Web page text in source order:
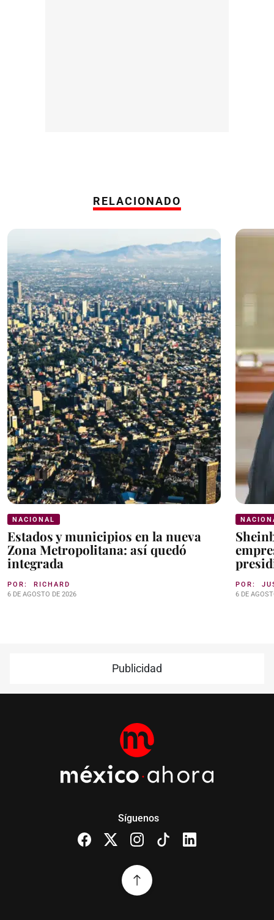
RELACIONADO
NACIONAL
Estados y municipios en la nueva
Zona Metropolitana: así quedó
integrada
POR: RICHARD
6 DE AGOSTO DE 2026
POR:
6 DE
Publicidad
Síguenos